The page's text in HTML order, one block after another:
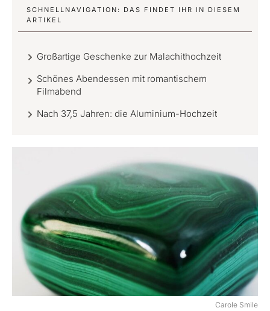
SCHNELLNAVIGATION: DAS FINDET IHR IN DIESEM
ARTIKEL
Großartige Geschenke zur Malachithochzeit
Schönes Abendessen mit romantischem
Filmabend
Nach 37,5 Jahren: die Aluminium-Hochzeit
Carole Smile